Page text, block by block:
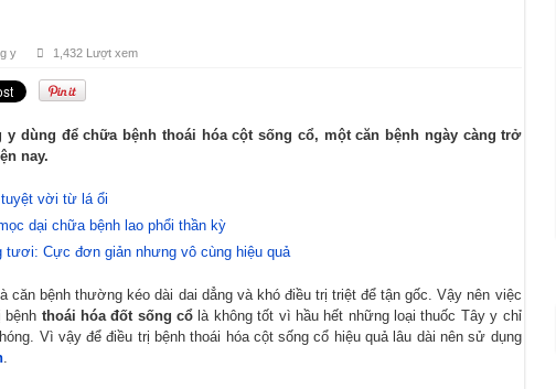
y 1,432 Lượt xem
dùng để chữa bệnh thoái hóa cột sống cổ, một căn bệnh ngày càng trở
nay.
vời từ lá ổi
dại chữa bệnh lao phổi thần kỳ
tươi: Cực đơn giản nhưng vô cùng hiệu quả
căn bệnh thường kéo dài dai dẳng và khó điều trị triệt để tận gốc. Vậy nên việc
bệnh thoái hóa đốt sống cổ là không tốt vì hầu hết những loại thuốc Tây y chỉ
Vì vậy để điều trị bệnh thoái hóa cột sống cổ hiệu quả lâu dài nên sử dụng
.